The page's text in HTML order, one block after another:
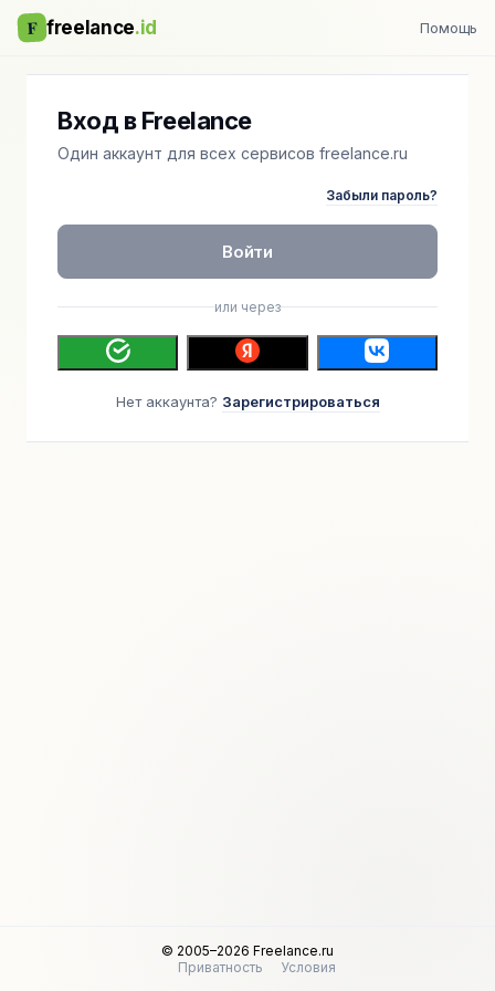
F freelance.id Помощь
Вход в Freelance
Один аккаунт для всех сервисов freelance.ru
Забыли пароль?
Войти
или через
Нет аккаунта? Зарегистрироваться
© 2005–2026 Freelance.ru
Приватность
Условия